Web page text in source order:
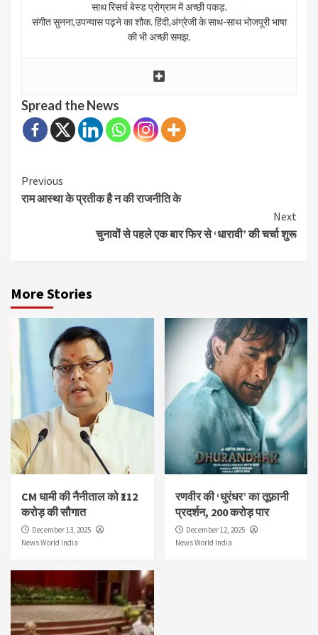
साथ रिसर्च बेस्ड प्रोग्राम में अच्छी पकड़.
संगीत सुनना,उपन्यास पढ़ने का शौक. हिंदी,अंग्रेजी के साथ-साथ भोजपूरी भाषा
की भी अच्छी समझ.
Spread the News
Continue
Reading
Previous
राम आस्था के प्रतीक है न की राजनीति के
Next
चुनावों से पहले एक बार फिर से ‘धारावी’ की चर्चा शुरू
More Stories
CM धामी की नैनीताल को ₹112
करोड़ की सौगात
December 13, 2025
News World India
रणवीर की ‘धुरंधर’ का तूफ़ानी
प्रदर्शन, 200 करोड़ पार
December 12, 2025
News World India